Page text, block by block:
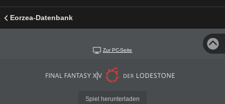
Eorzea-Datenbank
Zur PC-Seite
Spiel herunterladen